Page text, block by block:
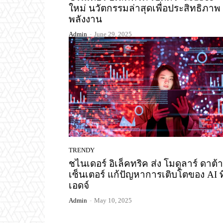
ใหม่ นวัตกรรมล่าสุดเพื่อประสิทธิภาพ
พลังงาน
Admin - June 29, 2025
TRENDY
ชไนเดอร์ อิเล็คทริค ส่ง โมดูลาร์ ดาต้า
เซ็นเตอร์ แก้ปัญหาการเติบโตของ AI
เอดจ์
Admin - May 10, 2025